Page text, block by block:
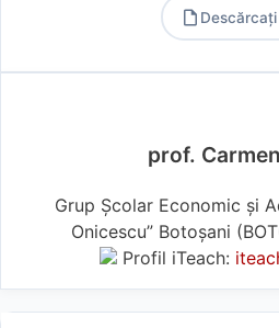
Descărcați
prof.
Grup Şcolar Economic şi
Onicescu” Botoşani
Profil iTeach: